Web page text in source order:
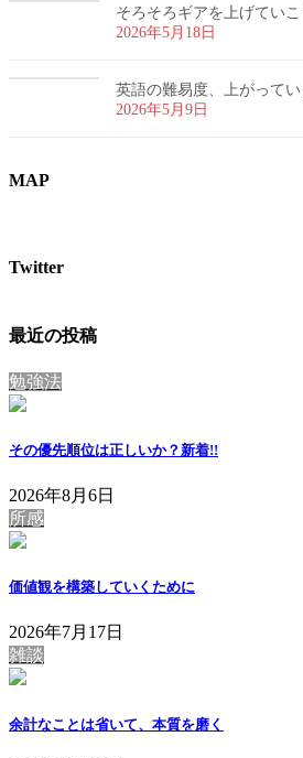
そろそろギアを上げていこ
2026年5月18日
英語の難易度、上がってい
2026年5月9日
MAP
Twitter
最近の投稿
勉強法
その優先順位は正しいか？ 新着!!
2026年8月6日
所感
価値観を構築していくために
2026年7月17日
雑談
余計なことは省いて、本質を磨く